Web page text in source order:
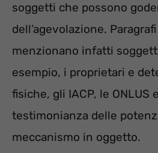
soggetti che possono
dell’agevolazione.
menzionano infatti
esempio, i proprietari e
fisiche, gli IACP, le ONLUS
testimonianza delle
meccanismo in oggetto.